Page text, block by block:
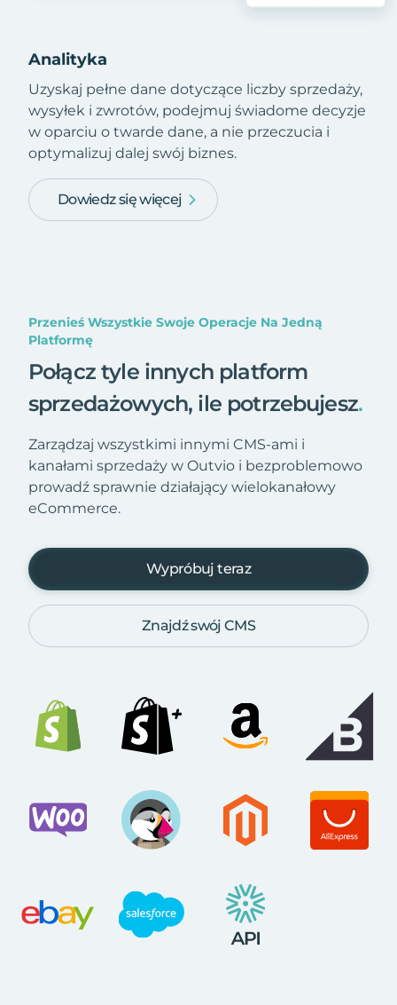
Analityka
Uzyskaj pełne dane dotyczące liczby sprzedaży,
wysyłek i zwrotów, podejmuj świadome decyzje
w oparciu o twarde dane, a nie przeczucia i
optymalizuj dalej swój biznes.
Dowiedz się więcej
Przenieś Wszystkie Swoje Operacje Na Jedną
Platformę
Połącz tyle innych platform
sprzedażowych, ile potrzebujesz.
Zarządzaj wszystkimi innymi CMS-ami i
kanałami sprzedaży w Outvio i bezproblemowo
prowadź sprawnie działający wielokanałowy
eCommerce.
Wypróbuj teraz
Znajdź swój CMS